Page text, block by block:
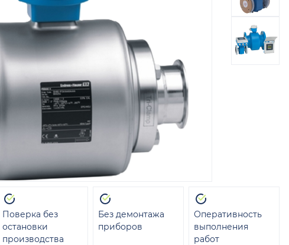
Поверка без
остановки
производства
Без демонтажа
приборов
Оперативность
выполнения
работ